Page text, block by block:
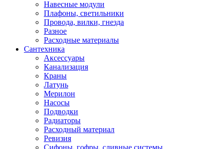
Навесные модули
Плафоны, светильники
Провода, вилки, гнезда
Разное
Расходные материалы
Сантехника
Аксессуары
Канализация
Краны
Латунь
Мерилон
Насосы
Подводки
Радиаторы
Расходный материал
Ревизия
Сифоны, гофры, сливные системы